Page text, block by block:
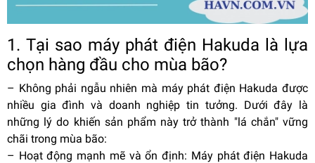
1. Tại sao máy phát điện Hakuda là lựa
chọn hàng đầu cho mùa bão?
– Không phải ngẫu nhiên mà máy phát điện Hakuda được
nhiều gia đình và doanh nghiệp tin tưởng. Dưới đây là
những lý do khiến sản phẩm này trở thành "lá chắn" vững
chãi trong mùa bão:
– Hoạt động mạnh mẽ và ổn định: Máy phát điện Hakuda